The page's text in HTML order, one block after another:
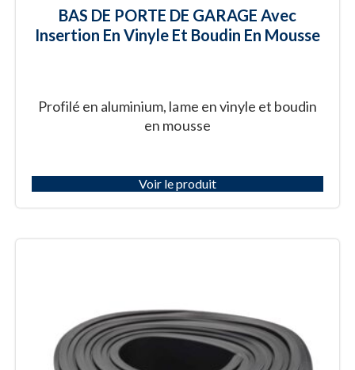
BAS DE PORTE DE GARAGE Avec
Insertion En Vinyle Et Boudin En Mousse
Profilé en aluminium, lame en vinyle et boudin
en mousse
Voir le produit